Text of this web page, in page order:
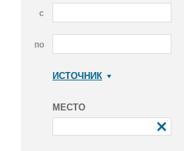
с
по
ИСТОЧНИК
МЕСТО